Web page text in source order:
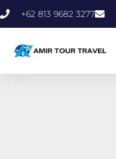
+62 813 9682 3277